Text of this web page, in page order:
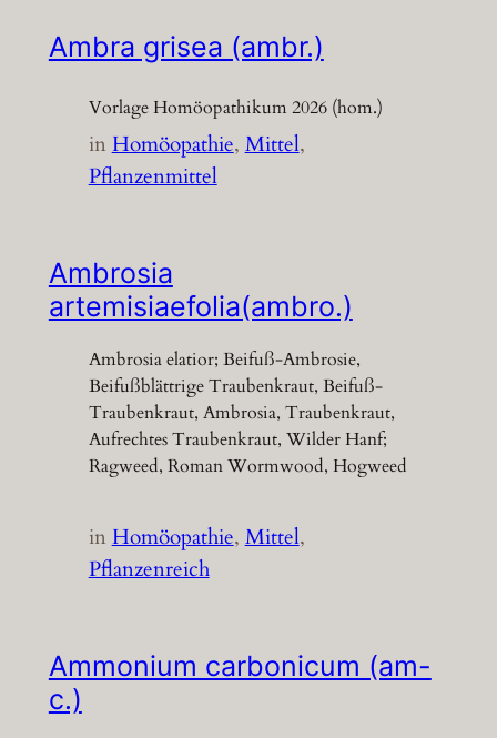
Ambra grisea (ambr.)
Vorlage Homöopathikum 2026 (hom.)
inHomöopathie, Mittel
Pflanzenmittel
Ambrosia
artemisiaefolia(ambro.)
Ambrosia elatior; Beifuß-Ambrosie,
Beifußblättrige Traubenkraut, Beifuß-
Traubenkraut, Ambrosia, Traubenkraut,
Aufrechtes Traubenkraut, Wilder Hanf;
Ragweed, Roman Wormwood, Hogweed
inHomöopathie, Mittel
Pflanzenreich
Ammonium carbonicum (am-
c.)